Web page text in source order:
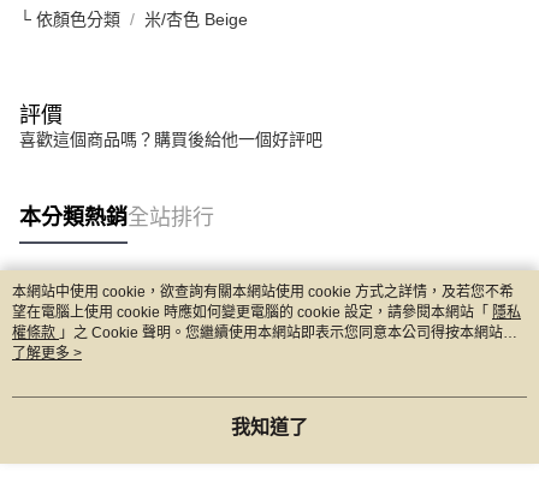
└ 依顏色分類 米/杏色 Beige
評價
喜歡這個商品嗎？購買後給他一個好評吧
本分類熱銷全站排行
熱門標籤
本網站中使用 cookie，欲查詢有關本網站使用 cookie 方式之詳情，及若您不希
望在電腦上使用 cookie 時應如何變更電腦的 cookie 設定，請參閱本網站「 隱私
權條款 」之 Cookie 聲明。您繼續使用本網站即表示您同意本公司得按本網站使
用條款之 Cookie 聲明使用 cookie。
了解更多 >
我知道了